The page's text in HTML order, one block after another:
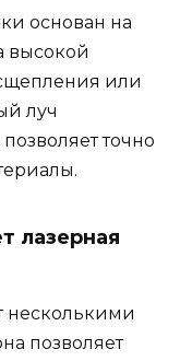
основан на
высокой
или
луч
точно
лазерная
несколькими
позволяет